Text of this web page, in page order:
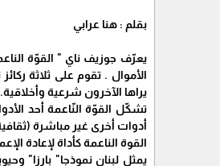
بقلم : هنا عرابي
يعرّف جوزيف ناي " القوّة
الأموال . تقوم على ثلاثة
يراها الآخرون شرعية وأخلاقية.
تشكّل القوّة النّاعمة أحد
أدوات أخرى غير مباشرة
القوة الناعمة كأداة لإعادة
يمثل لبنان نموذجا" بارزا"